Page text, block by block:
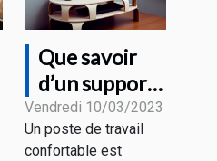
Que savoir
d’un support
pour un écran
PC ?
Vendredi 10/03/2023
Un poste de travail
confortable est